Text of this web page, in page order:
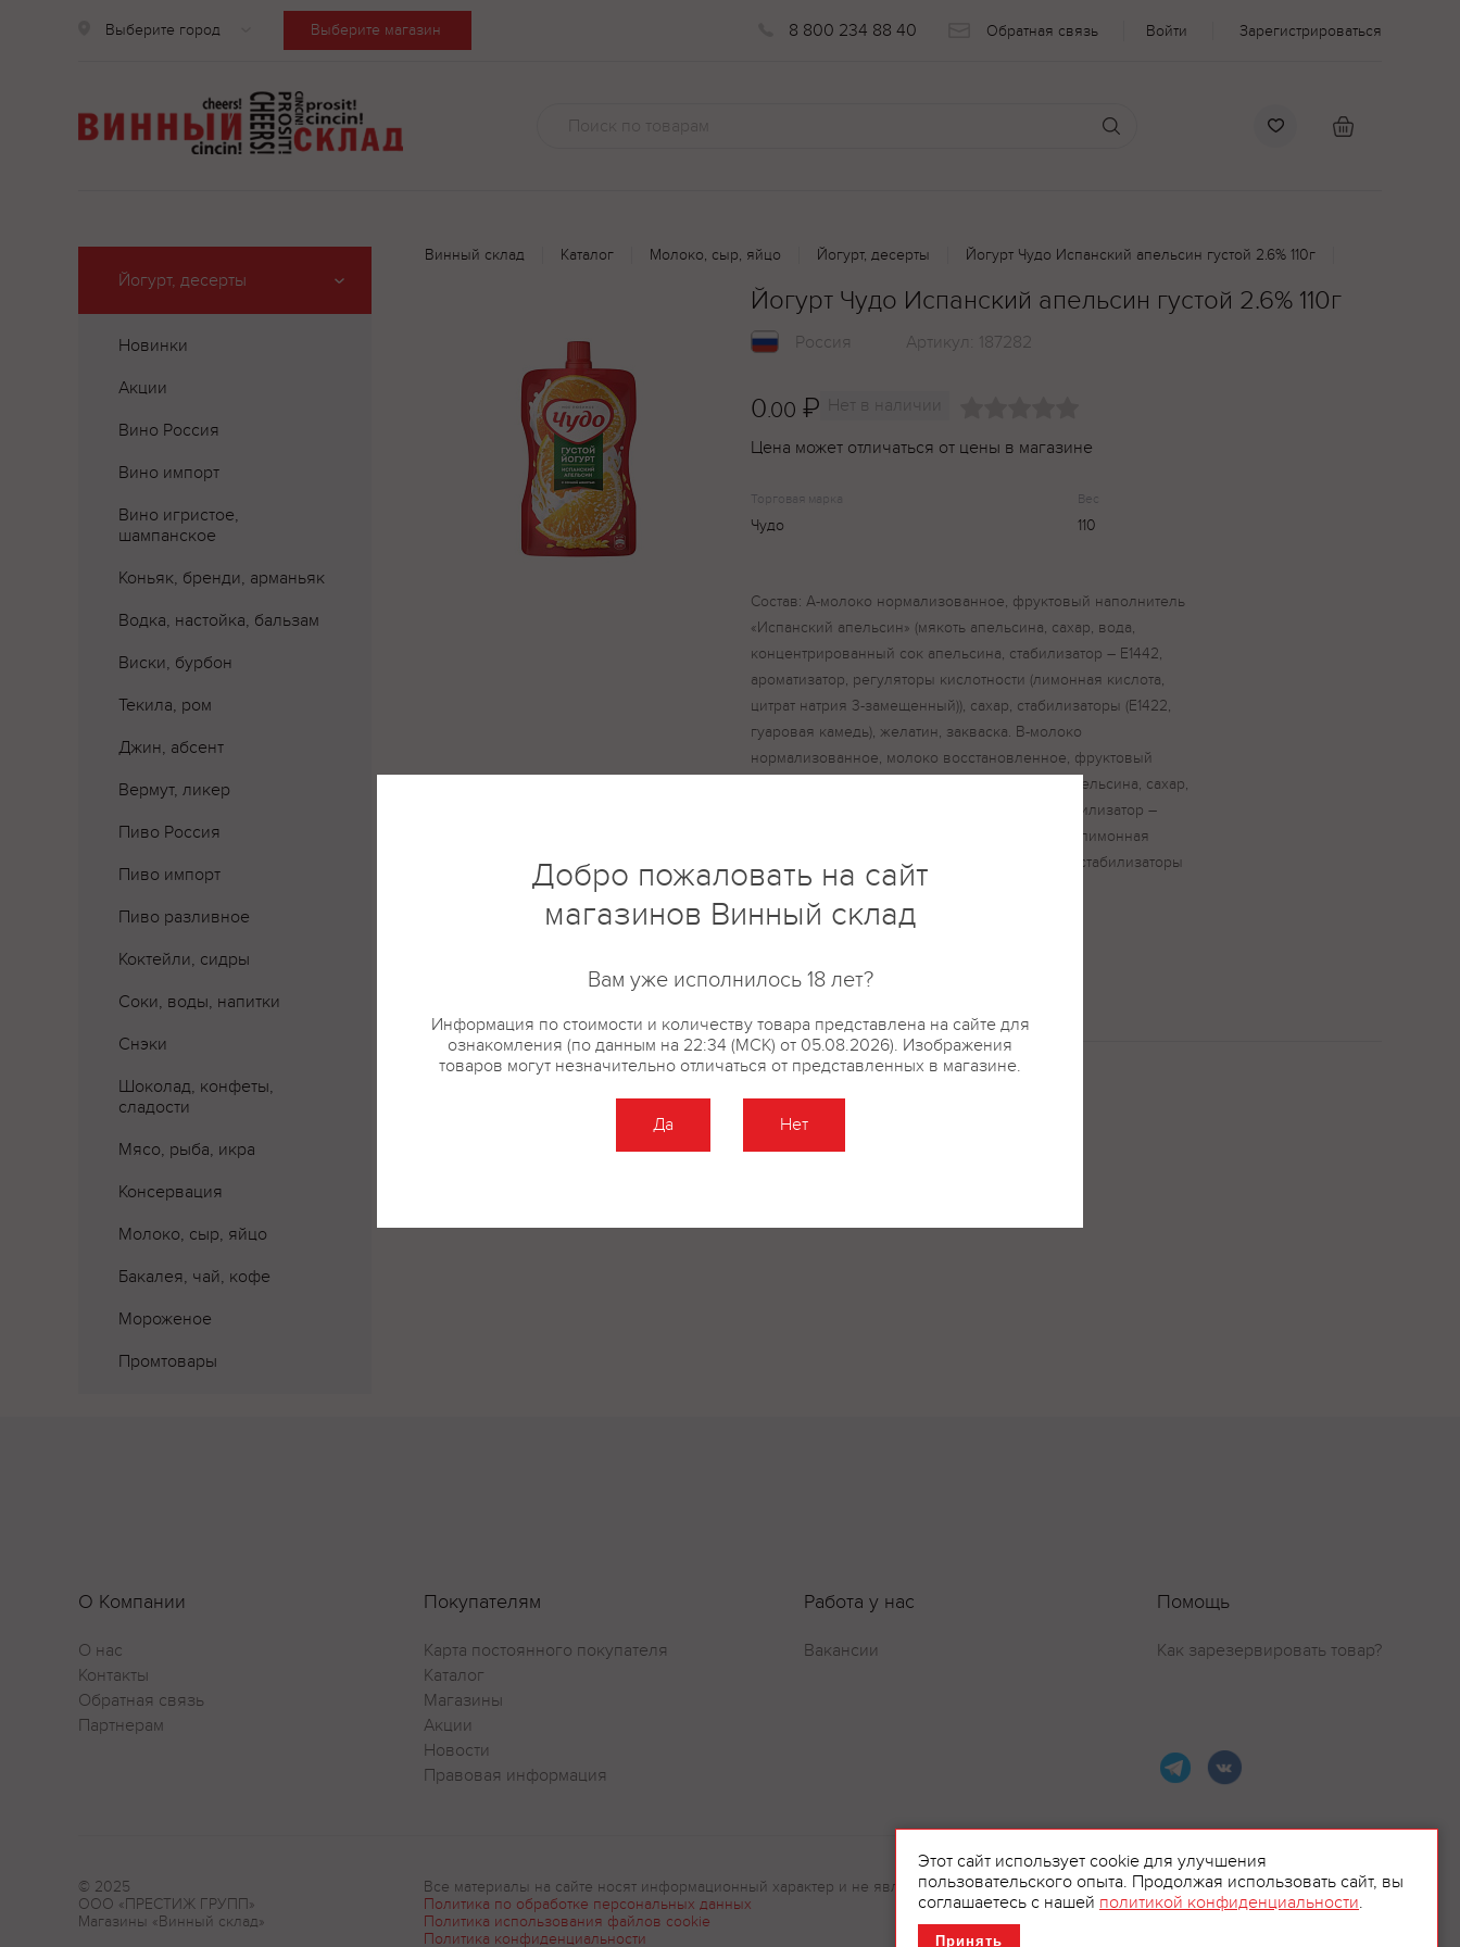
Выберите город Выберите магазин 8 800 234 88 40 Обратная связь Войти Зарегистрироваться
Йогурт, десерты
Новинки
Акции
Вино Россия
Вино импорт
Вино игристое,
шампанское
Коньяк, бренди, арманьяк
Водка, настойка, бальзам
Виски, бурбон
Текила, ром
Джин, абсент
Вермут, ликер
Пиво Россия
Пиво импорт
Пиво разливное
Коктейли, сидры
Соки, воды, напитки
Снэки
Шоколад, конфеты,
сладости
Мясо, рыба, икра
Консервация
Молоко, сыр, яйцо
Бакалея, чай, кофе
Мороженое
Промтовары
Винный склад Каталог Молоко, сыр, яйцо Йогурт, десерты Йогурт Чудо Испанский апельсин густой 2.6% 110г
Йогурт Чудо Испанский апельсин густой 2.6% 110г
Россия Артикул: 187282
0.00 ₽ Нет в наличии
Цена может отличаться от цены в магазине
Торговая марка
Чудо
Вес
110
Состав: А-молоко нормализованное, фруктовый наполнитель
«Испанский апельсин» (мякоть апельсина, cахар, вода,
концентрированный сок апельсина, cтабилизатор – Е1442,
ароматизатор, регуляторы кислотности (лимонная кислота,
цитрат натрия 3-замещенный)), сахар, стабилизаторы (Е1422,
гуаровая камедь), желатин, закваска. В-молоко
нормализованное, молоко восстановленное, фруктовый
наполнитель «Испанский апельсин» (мякоть апельсина, cахар,
вода, концентрированный сок апельсина, cтабилизатор –
Е1442, ароматизатор, регуляторы кислотности (лимонная
кислота, цитрат натрия 3-замещенный)), сахар, стабилизаторы
(Е1422, гуаровая камедь), желатин, закваска.
Где купить? Описание Отзывы
О Компании
О нас
Контакты
Обратная связь
Партнерам
Покупателям
Карта постоянного покупателя
Каталог
Магазины
Акции
Новости
Правовая информация
Работа у нас
Вакансии
Помощь
Как зарезервировать товар?
© 2025
ООО «ПРЕСТИЖ ГРУПП»
Магазины «Винный склад»
Все материалы на сайте носят информационный характер и не являются рекламой.
Политика по обработке персональных данных
Политика использования файлов cookie
Политика конфиденциальности
Этот сайт использует cookie для улучшения
пользовательского опыта. Продолжая использовать сайт, вы
соглашаетесь с нашей политикой конфиденциальности.
Принять
Добро пожаловать на сайт
магазинов Винный склад
Вам уже исполнилось 18 лет?
Информация по стоимости и количеству товара представлена на сайте для
ознакомления (по данным на 22:34 (МСК) от 05.08.2026). Изображения
товаров могут незначительно отличаться от представленных в магазине.
Да Нет